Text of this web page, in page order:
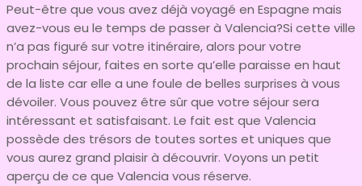
Peut-être que vous avez déjà voyagé en Espagne mais
avez-vous eu le temps de passer à Valencia?Si cette ville
n’a pas figuré sur votre itinéraire, alors pour votre
prochain séjour, faites en sorte qu’elle paraisse en haut
de la liste car elle a une foule de belles surprises à vous
dévoiler. Vous pouvez être sûr que votre séjour sera
intéressant et satisfaisant. Le fait est que Valencia
possède des trésors de toutes sortes et uniques que
vous aurez grand plaisir à découvrir. Voyons un petit
aperçu de ce que Valencia vous réserve.